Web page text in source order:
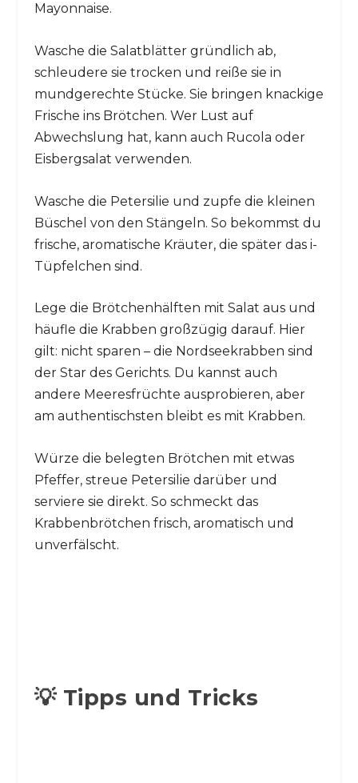
Mayonnaise.
Wasche die Salatblätter gründlich ab,
schleudere sie trocken und reiße sie in
mundgerechte Stücke. Sie bringen knackige
Frische ins Brötchen. Wer Lust auf
Abwechslung hat, kann auch Rucola oder
Eisbergsalat verwenden.
Wasche die Petersilie und zupfe die kleinen
Büschel von den Stängeln. So bekommst du
frische, aromatische Kräuter, die später das i-
Tüpfelchen sind.
Lege die Brötchenhälften mit Salat aus und
häufle die Krabben großzügig darauf. Hier
gilt: nicht sparen – die Nordseekrabben sind
der Star des Gerichts. Du kannst auch
andere Meeresfrüchte ausprobieren, aber
am authentischsten bleibt es mit Krabben.
Würze die belegten Brötchen mit etwas
Pfeffer, streue Petersilie darüber und
serviere sie direkt. So schmeckt das
Krabbenbrötchen frisch, aromatisch und
unverfälscht.
💡 Tipps und Tricks